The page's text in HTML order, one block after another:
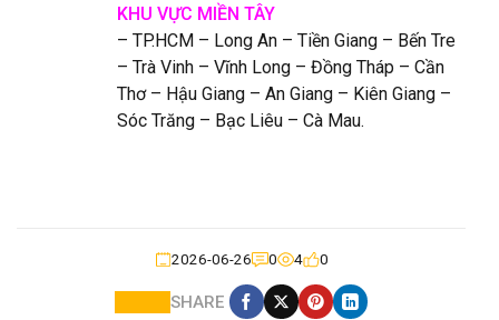
KHU VỰC MIỀN TÂY
– TP.HCM – Long An – Tiền Giang – Bến Tre
– Trà Vinh – Vĩnh Long – Đồng Tháp – Cần
Thơ – Hậu Giang – An Giang – Kiên Giang –
Sóc Trăng – Bạc Liêu – Cà Mau.
2026-06-26 0 4 0
SHARE